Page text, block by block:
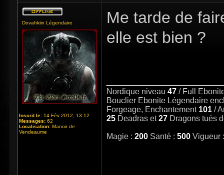
Dovahkiin Légendaire
Inscrit le: 14 Fév 2012, 13:12
Messages: 62
Localisation: Manoir de
Vendeaume
Me tarde de
elle est bien ?
Nordique niveau 47 / Full
Bouclier Ebonite Légendaire
Forgeage, Enchantement 101 /
25 Deadras et27 Dragons tués
Magie : 200 Santé : 500 Vigueur